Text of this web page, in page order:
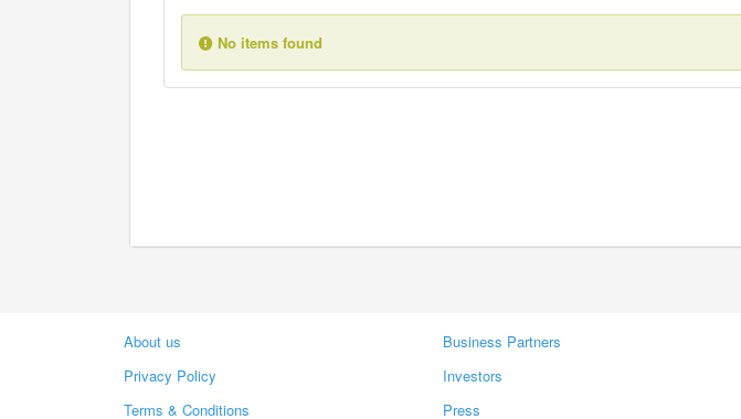
No items found
About us
Privacy Policy
Terms & Conditions
Business Partners
Investors
Press